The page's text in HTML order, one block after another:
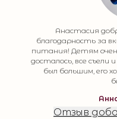
Анастасия
благодарность за
питания! Детям
досталось, все съели
был большим, его
Отзыв